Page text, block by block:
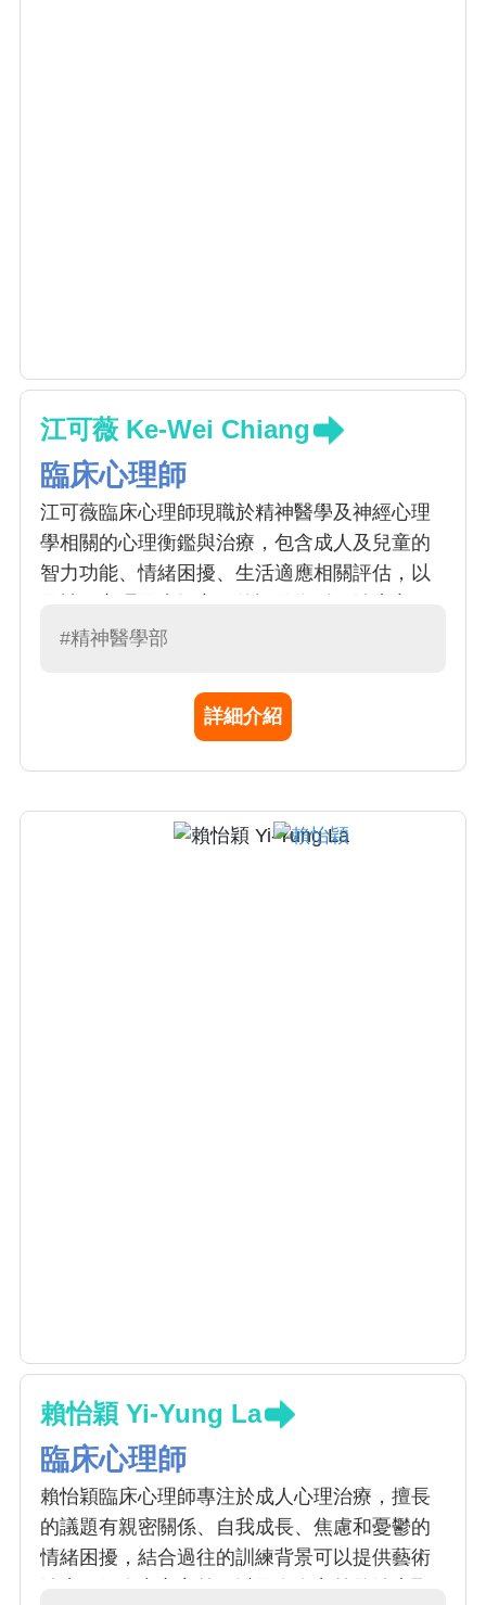
江可薇 Ke-Wei Chiang
臨床心理師
江可薇臨床心理師現職於精神醫學及神經心理
學相關的心理衡鑑與治療，包含成人及兒童的
智力功能、情緒困擾、生活適應相關評估，以
則依據病人需求提供個別化且折衷的心理治
講座等。另有進行精神醫學及神經心理學臨床
研究，並曾發表國外期刊論文，相關研究結果
#精神醫學部
詳細介紹
賴怡穎 Yi-Yung La
臨床心理師
賴怡穎臨床心理師專注於成人心理治療，擅長
的議題有親密關係、自我成長、焦慮和憂鬱的
情緒困擾，結合過往的訓練背景可以提供藝術